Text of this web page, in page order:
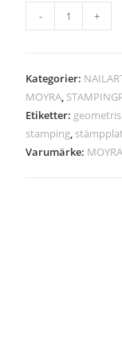
- +
Kategorier:
MOYRA,
Etiketter:
stamping,
Varumärke: MOYRA